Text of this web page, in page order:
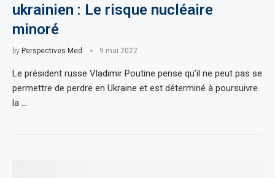
ukrainien : Le risque nucléaire
minoré
by Perspectives Med 9 mai 2022
Le président russe Vladimir Poutine pense qu’il ne peut pas se
permettre de perdre en Ukraine et est déterminé à poursuivre
la …